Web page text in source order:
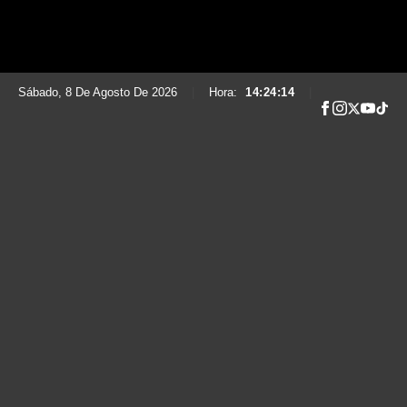
Sábado, 8 De Agosto De 2026 Hora: 14:24:15